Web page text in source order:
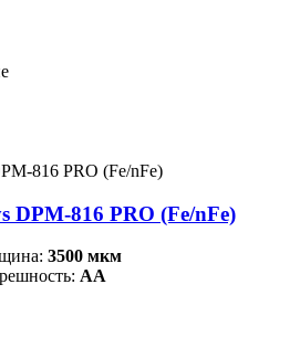
DPM-816 PRO (Fe/nFe)
3500 мкм
АА